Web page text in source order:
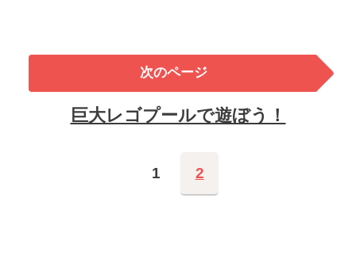
次のページ
巨大レゴプールで遊ぼう！
1 2